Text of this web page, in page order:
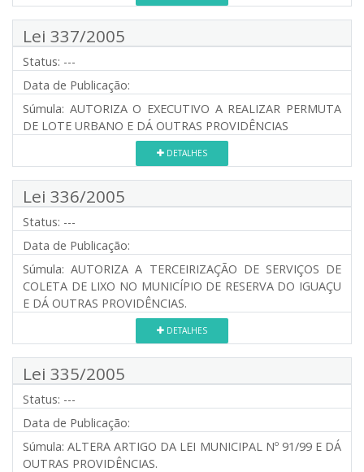
Lei 337/2005
Status: ---
Data de Publicação:
Súmula: AUTORIZA O EXECUTIVO A REALIZAR PERMUTA
DE LOTE URBANO E DÁ OUTRAS PROVIDÊNCIAS
DETALHES
Lei 336/2005
Status: ---
Data de Publicação:
Súmula: AUTORIZA A TERCEIRIZAÇÃO DE SERVIÇOS DE
COLETA DE LIXO NO MUNICÍPIO DE RESERVA DO IGUAÇU
E DÁ OUTRAS PROVIDÊNCIAS.
DETALHES
Lei 335/2005
Status: ---
Data de Publicação:
Súmula: ALTERA ARTIGO DA LEI MUNICIPAL Nº 91/99 E DÁ
OUTRAS PROVIDÊNCIAS.